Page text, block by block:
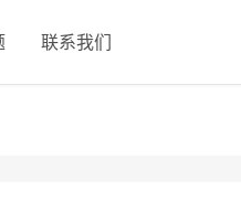
联系我们